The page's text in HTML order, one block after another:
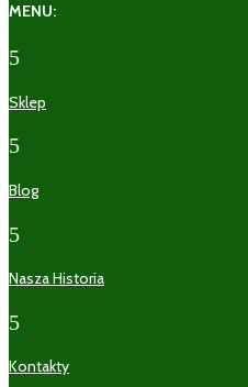
MENU:
5
Sklep
5
Blog
5
Nasza Historia
5
Kontakty